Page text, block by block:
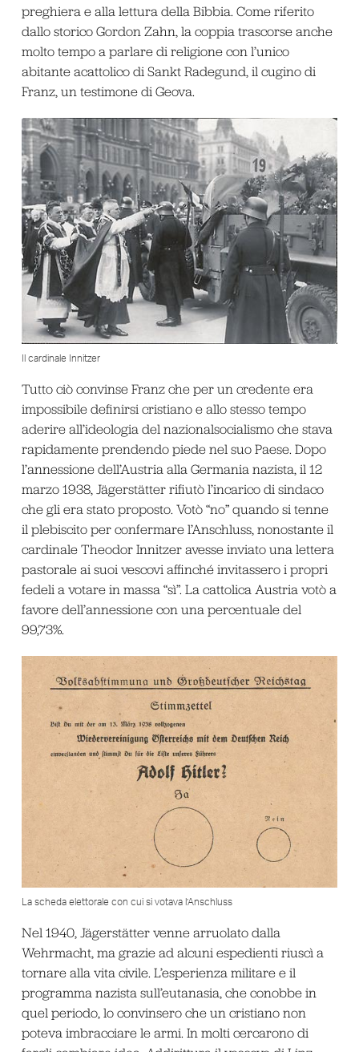
preghiera e alla lettura della Bibbia. Come riferito
dallo storico Gordon Zahn, la coppia trascorse anche
molto tempo a parlare di religione con l’unico
abitante acattolico di Sankt Radegund, il cugino di
Franz, un testimone di Geova.
Il cardinale Innitzer
Tutto ciò convinse Franz che per un credente era
impossibile definirsi cristiano e allo stesso tempo
aderire all’ideologia del nazionalsocialismo che stava
rapidamente prendendo piede nel suo Paese. Dopo
l’annessione dell’Austria alla Germania nazista, il 12
marzo 1938, Jägerstätter rifiutò l’incarico di sindaco
che gli era stato proposto. Votò “no” quando si tenne
il plebiscito per confermare l’Anschluss, nonostante il
cardinale Theodor Innitzer avesse inviato una lettera
pastorale ai suoi vescovi affinché invitassero i propri
fedeli a votare in massa “sì”. La cattolica Austria votò a
favore dell’annessione con una percentuale del
99,73%.
La scheda elettorale con cui si votava l’Anschluss
Nel 1940, Jägerstätter venne arruolato dalla
Wehrmacht, ma grazie ad alcuni espedienti riuscì a
tornare alla vita civile. L’esperienza militare e il
programma nazista sull’eutanasia, che conobbe in
quel periodo, lo convinsero che un cristiano non
poteva imbracciare le armi. In molti cercarono di